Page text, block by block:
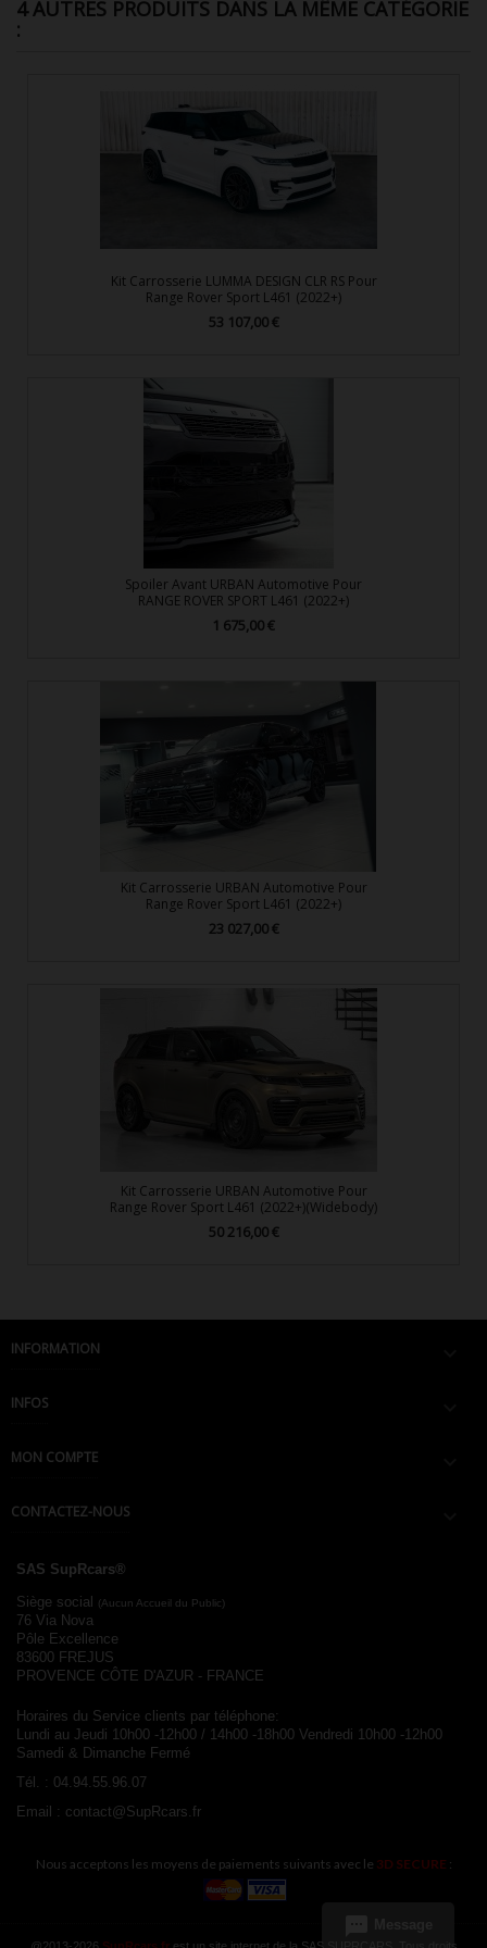
4 AUTRES PRODUITS DANS LA MÊME CATÉGORIE
:
Kit Carrosserie LUMMA DESIGN CLR RS Pour
Range Rover Sport L461 (2022+)
Prix
53 107,00 €
Spoiler Avant URBAN Automotive Pour
RANGE ROVER SPORT L461 (2022+)
Prix
1 675,00 €
Kit Carrosserie URBAN Automotive Pour
Range Rover Sport L461 (2022+)
Prix
23 027,00 €
Kit Carrosserie URBAN Automotive Pour
Range Rover Sport L461 (2022+)(Widebody)
Prix
50 216,00 €
INFORMATION
INFOS
MON COMPTE
CONTACTEZ-NOUS
SAS SupRcars®
Siège social
(Aucun Accueil du Public)
76 Via Nova
Pôle Excellence
83600 FREJUS
PROVENCE CÔTE D'AZUR - FRANCE
Horaires du Service clients par téléphone:
Lundi au Jeudi 10h00 -12h00 / 14h00 -18h00 Vendredi 10h00 -12h00
Samedi & Dimanche Fermé
Tél. : 04.94.55.96.07
Email : contact@SupRcars.fr
Nous acceptons les moyens de paiements suivants avec le 3D SECURE :